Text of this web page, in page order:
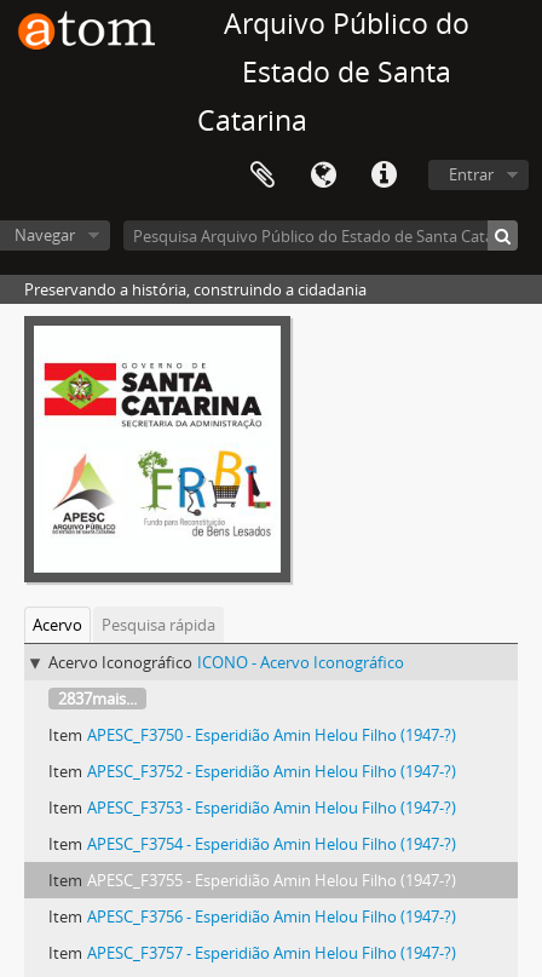
Arquivo Público do
Estado de Santa
Catarina
Entrar
Navegar
Preservando a história, construindo a cidadania
Acervo
Pesquisa rápida
Acervo Iconográfico ICONO - Acervo Iconográfico
2837mais...
Item APESC_F3750 - Esperidião Amin Helou Filho (1947-?)
Item APESC_F3752 - Esperidião Amin Helou Filho (1947-?)
Item APESC_F3753 - Esperidião Amin Helou Filho (1947-?)
Item APESC_F3754 - Esperidião Amin Helou Filho (1947-?)
Item APESC_F3755 - Esperidião Amin Helou Filho (1947-?)
Item APESC_F3756 - Esperidião Amin Helou Filho (1947-?)
Item APESC_F3757 - Esperidião Amin Helou Filho (1947-?)